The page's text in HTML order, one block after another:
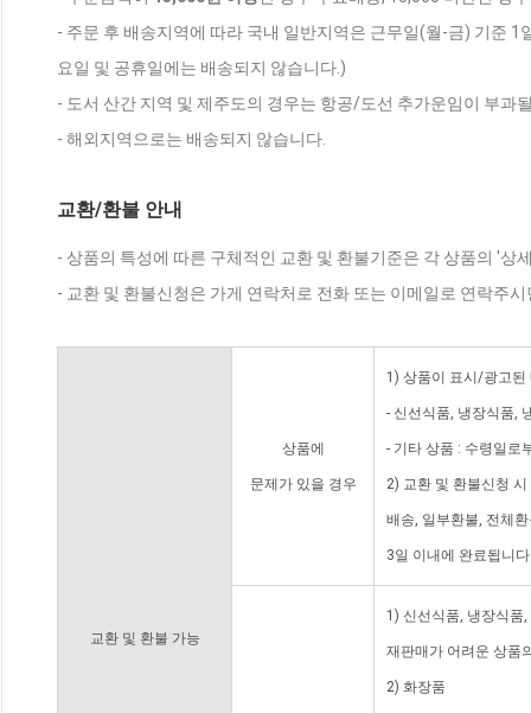
- 주문 후 배송지역에 따라 국내 일반지역은 근무일(월-금) 기준
요일 및 공휴일에는 배송되지 않습니다.)
- 도서 산간 지역 및 제주도의 경우는 항공/도선 추가운임이 부과
- 해외지역으로는 배송되지 않습니다.
교환/환불 안내
- 상품의 특성에 따른 구체적인 교환 및 환불기준은 각 상품의 '상
- 교환 및 환불신청은 가게 연락처로 전화 또는 이메일로 연락주
교환 및 환불 가능
상품에
문제가 있을 경우
1) 상품이 표시/광고된
- 신선식품, 냉장식품,
- 기타 상품 : 수령일로
2) 교환 및 환불신청
배송, 일부환불, 전체
3일 이내에 완료됩니
1) 신선식품, 냉장식품
재판매가 어려운 상품
2) 화장품